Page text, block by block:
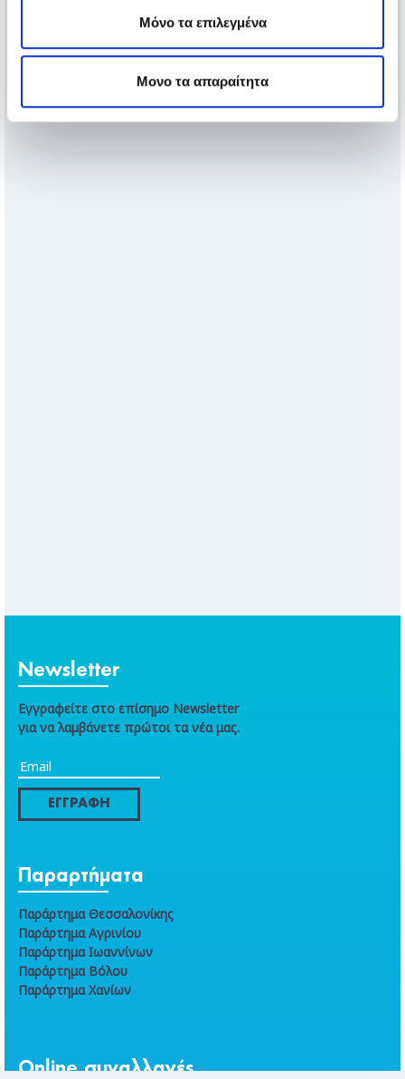
Μόνο τα επιλεγμένα
Μονο τα απαραίτητα
Newsletter
Εγγραφείτε στο επίσημο Newsletter
για να λαμβάνετε πρώτοι τα νέα μας.
ΕΓΓΡΑΦΗ
Παραρτήματα
Παράρτημα Θεσσαλονίκης
Παράρτημα Αγρινίου
Παράρτημα Ιωαννίνων
Παράρτημα Βόλου
Παράρτημα Χανίων
Online συναλλαγές